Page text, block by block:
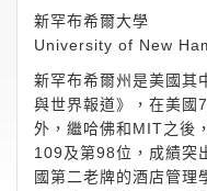
新罕布希爾大學
University of New
新罕布希爾州是美國其
與世界報道》，在美國
外，繼哈佛和MIT之後
109及第98位，成績突
國第二老牌的酒店管